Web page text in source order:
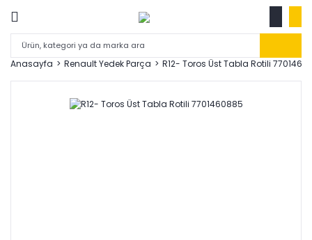
Anasayfa Renault Yedek Parça R12- Toros Üst Tabla Rotili